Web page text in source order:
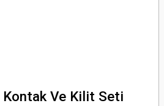
Ve Kilit Seti